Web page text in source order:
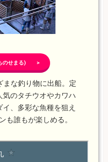
のせまる) >
な釣り物に出船。定
のタチウオやカワハ
、多彩な魚種を狙え
も誰もが楽しめる。